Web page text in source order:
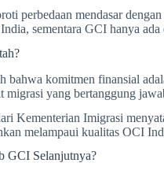
perbedaan mendasar
sementara GCI hanya
bahwa komitmen finansial
migrasi yang bertanggung
Kementerian Imigrasi
melampaui kualitas OCI
GCI Selanjutnya?